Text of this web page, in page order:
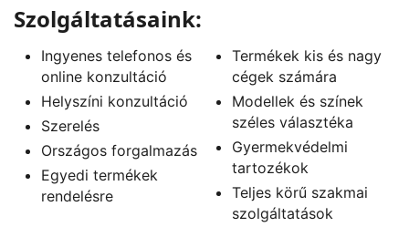
Szolgáltatásaink:
Ingyenes telefonos és
online konzultáció
Helyszíni konzultáció
Szerelés
Országos forgalmazás
Egyedi termékek
rendelésre
Termékek kis és nagy
cégek számára
Modellek és színek
széles választéka
Gyermekvédelmi
tartozékok
Teljes körű szakmai
szolgáltatások